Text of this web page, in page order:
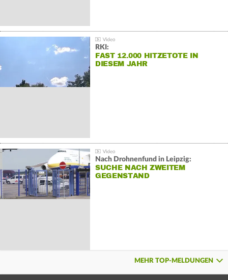
RKI:
FAST 12.000 HITZETOTE IN
DIESEM JAHR
Nach Drohnenfund in Leipzig:
SUCHE NACH ZWEITEM
GEGENSTAND
MEHR TOP-MELDUNGEN